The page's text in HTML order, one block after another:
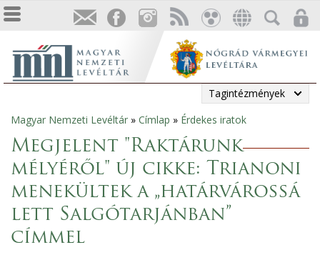
Tagintézmények
Jelenlegi
hely
Magyar Nemzeti Levéltár » Címlap » Érdekes iratok
Megjelent "Raktárunk
mélyéről" új cikke: Trianoni
menekültek a „határvárossá
lett Salgótarjánban”
címmel